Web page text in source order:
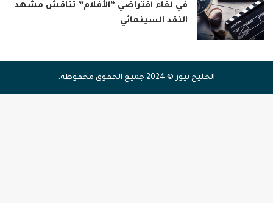
في لقاء افتراضي “الأفلام” تناقش مشهد
النقد السينمائي
الخليج نيوز © 2024 جميع الحقوق محفوظة.